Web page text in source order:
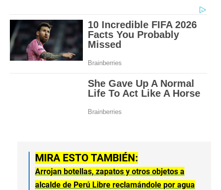
MIRA ESTO TAMBIÉN:
Arrojan botellas, zapatos y otros objetos a
alcalde de Perú Libre reclamándole por agua